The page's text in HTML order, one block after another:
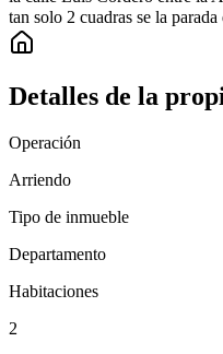
tan solo 2 cuadras se la
Detalles de la
Operación
Arriendo
Tipo de inmueble
Departamento
Habitaciones
2